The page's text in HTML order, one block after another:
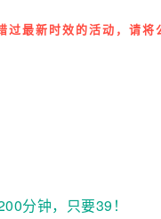
过最新时效的活动，请将